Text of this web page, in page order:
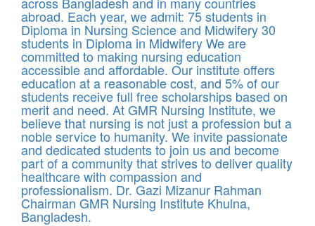
abroad. Each year, we admit: 75 students in
Diploma in Nursing Science and Midwifery 30
students in Diploma in Midwifery We are
committed to making nursing education
accessible and affordable. Our institute offers
education at a reasonable cost, and 5% of our
students receive full free scholarships based on
merit and need. At GMR Nursing Institute, we
believe that nursing is not just a profession but a
noble service to humanity. We invite passionate
and dedicated students to join us and become
part of a community that strives to deliver quality
healthcare with compassion and
professionalism. Dr. Gazi Mizanur Rahman
Chairman GMR Nursing Institute Khulna,
Bangladesh.